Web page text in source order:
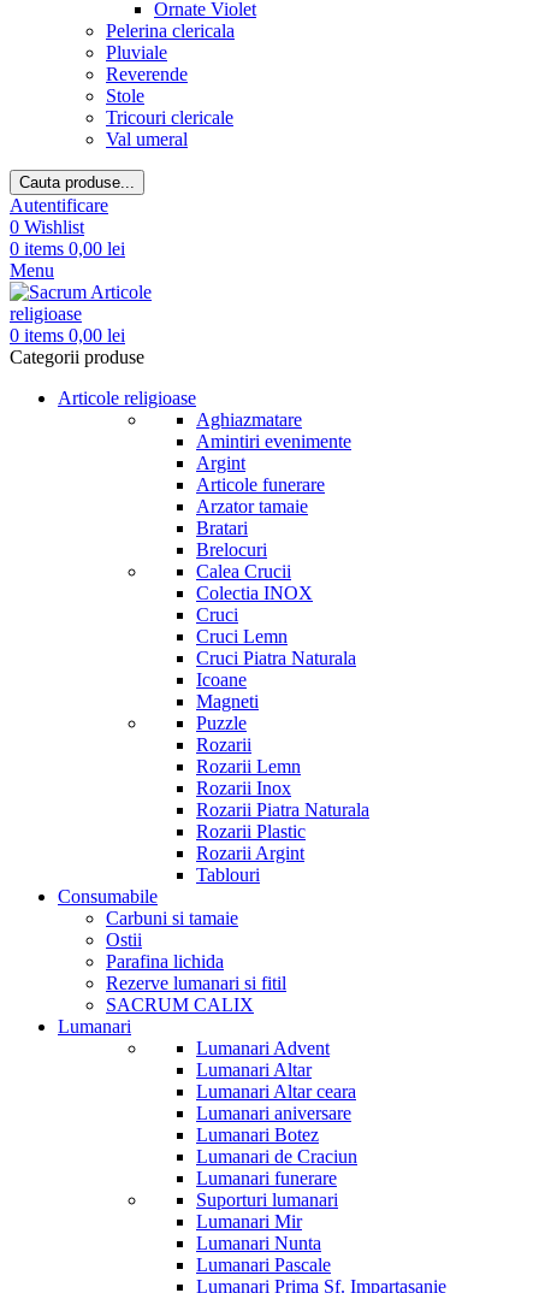
Ornate Violet
Pelerina clericala
Pluviale
Reverende
Stole
Tricouri clericale
Val umeral
Cauta produse...
Autentificare
0 Wishlist
0 items 0,00 lei
Menu
0 items 0,00 lei
Categorii produse
Articole religioase
Aghiazmatare
Amintiri evenimente
Argint
Articole funerare
Arzator tamaie
Bratari
Brelocuri
Calea Crucii
Colectia INOX
Cruci
Cruci Lemn
Cruci Piatra Naturala
Icoane
Magneti
Puzzle
Rozarii
Rozarii Lemn
Rozarii Inox
Rozarii Piatra Naturala
Rozarii Plastic
Rozarii Argint
Tablouri
Consumabile
Carbuni si tamaie
Ostii
Parafina lichida
Rezerve lumanari si fitil
SACRUM CALIX
Lumanari
Lumanari Advent
Lumanari Altar
Lumanari Altar ceara
Lumanari aniversare
Lumanari Botez
Lumanari de Craciun
Lumanari funerare
Suporturi lumanari
Lumanari Mir
Lumanari Nunta
Lumanari Pascale
Lumanari Prima Sf. Impartasanie